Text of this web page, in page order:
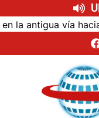
vía hacia